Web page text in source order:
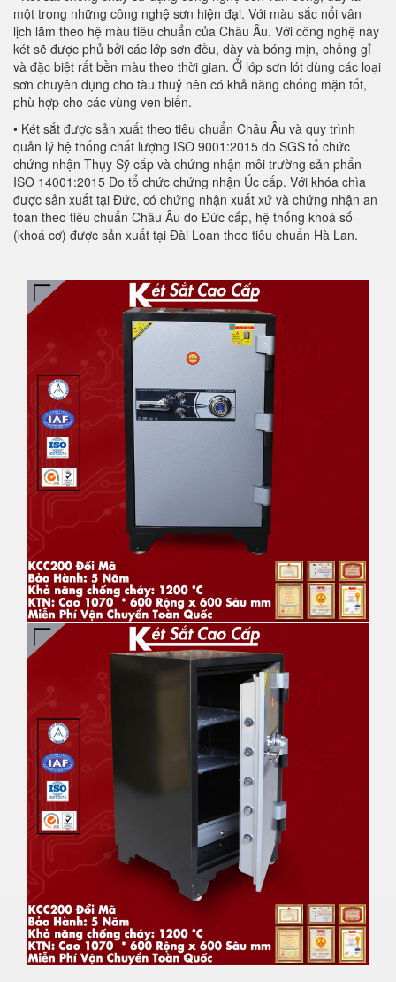
một trong những công nghệ sơn hiện đại. Với màu sắc nổi vân
lịch lãm theo hệ màu tiêu chuẩn của Châu Âu. Với công nghệ này
két sẽ được phủ bởi các lớp sơn đều, dày và bóng mịn, chống gỉ
và đặc biệt rất bền màu theo thời gian. Ở lớp sơn lót dùng các loại
sơn chuyên dụng cho tàu thuỷ nên có khả năng chống mặn tốt,
phù hợp cho các vùng ven biển.
• Két sắt được sản xuất theo tiêu chuẩn Châu Âu và quy trình
quản lý hệ thống chất lượng ISO 9001:2015 do SGS tổ chức
chứng nhận Thụy Sỹ cấp và chứng nhận môi trường sản phẩn
ISO 14001:2015 Do tổ chức chứng nhận Úc cấp. Với khóa chìa
được sản xuất tại Đức, có chứng nhận xuất xứ và chứng nhận an
toàn theo tiêu chuẩn Châu Âu do Đức cấp, hệ thống khoá số
(khoá cơ) được sản xuất tại Đài Loan theo tiêu chuẩn Hà Lan.